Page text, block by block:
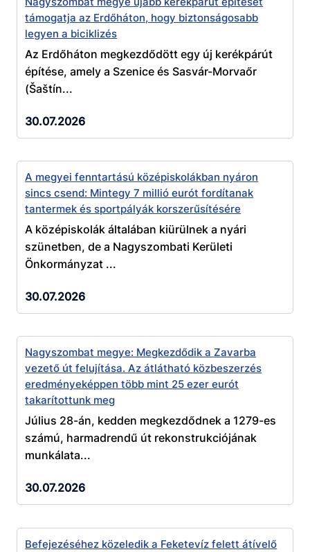
támogatja az Erdőháton, hogy biztonságosabb
legyen a biciklizés
Az Erdőháton megkezdődött egy új kerékpárút
építése, amely a Szenice és Sasvár-Morvaőr
(Šaštín...
30.07.2026
A megyei fenntartású középiskolákban nyáron
sincs csend: Mintegy 7 millió eurót fordítanak
tantermek és sportpályák korszerűsítésére
A középiskolák általában kiürülnek a nyári
szünetben, de a Nagyszombati Kerületi
Önkormányzat ...
30.07.2026
Nagyszombat megye: Megkezdődik a Zavarba
vezető út felujítása. Az átlátható közbeszerzés
eredményeképpen több mint 25 ezer eurót
takarítottunk meg
Július 28-án, kedden megkezdődnek a 1279-es
számú, harmadrendű út rekonstrukciójának
munkálata...
30.07.2026
Befejezéséhez közeledik a Feketevíz felett átívelő